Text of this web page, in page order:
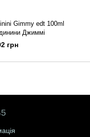
Gimmy edt 100ml
Джиммі
грн